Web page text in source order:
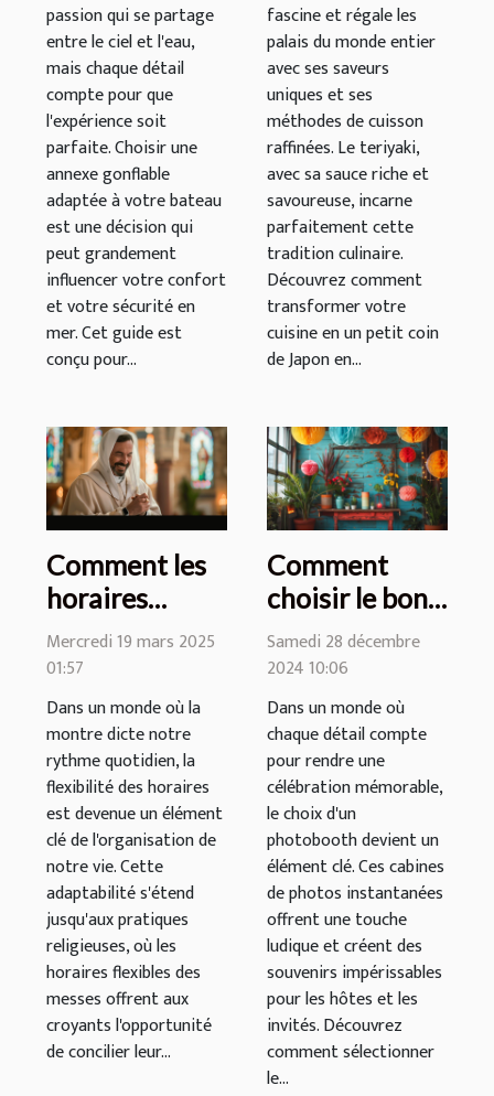
votre bateau
passion qui se partage
entre le ciel et l'eau,
mais chaque détail
compte pour que
l'expérience soit
parfaite. Choisir une
annexe gonflable
adaptée à votre bateau
est une décision qui
peut grandement
influencer votre confort
et votre sécurité en
mer. Cet guide est
conçu pour...
sauce spéciale
fascine et régale les
palais du monde entier
avec ses saveurs
uniques et ses
méthodes de cuisson
raffinées. Le teriyaki,
avec sa sauce riche et
savoureuse, incarne
parfaitement cette
tradition culinaire.
Découvrez comment
transformer votre
cuisine en un petit coin
de Japon en...
Comment les
horaires
flexibles des
messes
facilitent la vie
quotidienne
Mercredi 19 mars 2025
01:57
Dans un monde où la
montre dicte notre
rythme quotidien, la
flexibilité des horaires
est devenue un élément
clé de l'organisation de
notre vie. Cette
adaptabilité s'étend
jusqu'aux pratiques
religieuses, où les
horaires flexibles des
messes offrent aux
croyants l'opportunité
de concilier leur...
Comment
choisir le bon
photobooth
pour votre
célébration
Samedi 28 décembre
2024 10:06
Dans un monde où
chaque détail compte
pour rendre une
célébration mémorable,
le choix d'un
photobooth devient un
élément clé. Ces cabines
de photos instantanées
offrent une touche
ludique et créent des
souvenirs impérissables
pour les hôtes et les
invités. Découvrez
comment sélectionner
le...